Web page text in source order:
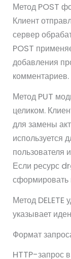
Метод POST
Клиент
сервер
POST
добавления
комментариев.
Метод PUT
целиком.
для замены
используется
пользователя
Если ресурс
сформировать
Метод DELETE
указывает
Формат
HTTP-запрос в